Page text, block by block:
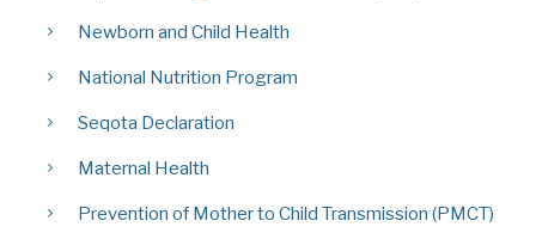
Newborn and Child Health
National Nutrition Program
Seqota Declaration
Maternal Health
Prevention of Mother to Child Transmission (PMCT)